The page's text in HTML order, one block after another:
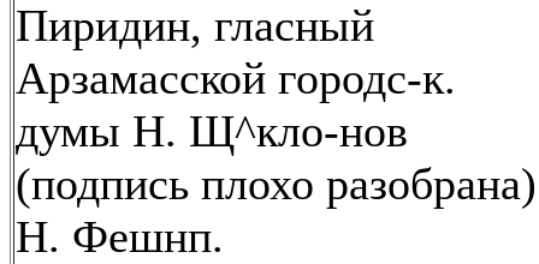
Пиридин, гласный
Арзамасской городс-к.
думы Н. Щ^кло-нов
(подпись плохо
Н. Фешнп.